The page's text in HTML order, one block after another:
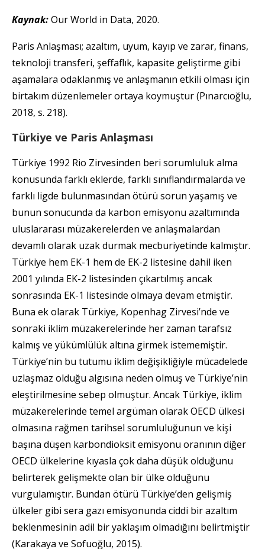
Kaynak:Our World in Data, 2020.
Paris Anlaşması; azaltım, uyum, kayıp ve zarar, finans,
teknoloji transferi, şeffaflık, kapasite geliştirme gibi
aşamalara odaklanmış ve anlaşmanın etkili olması için
birtakım düzenlemeler ortaya koymuştur (Pınarcıoğlu,
2018, s. 218).
Türkiye ve Paris Anlaşması
Türkiye 1992 Rio Zirvesinden beri sorumluluk alma
konusunda farklı eklerde, farklı sınıflandırmalarda ve
farklı ligde bulunmasından ötürü sorun yaşamış ve
bunun sonucunda da karbon emisyonu azaltımında
uluslararası müzakerelerden ve anlaşmalardan
devamlı olarak uzak durmak mecburiyetinde kalmıştır.
Türkiye hem EK-1 hem de EK-2 listesine dahil iken
2001 yılında EK-2 listesinden çıkartılmış ancak
sonrasında EK-1 listesinde olmaya devam etmiştir.
Buna ek olarak Türkiye, Kopenhag Zirvesi’nde ve
sonraki iklim müzakerelerinde her zaman tarafsız
kalmış ve yükümlülük altına girmek istememiştir.
Türkiye’nin bu tutumu iklim değişikliğiyle mücadelede
uzlaşmaz olduğu algısına neden olmuş ve Türkiye’nin
eleştirilmesine sebep olmuştur. Ancak Türkiye, iklim
müzakerelerinde temel argüman olarak OECD ülkesi
olmasına rağmen tarihsel sorumluluğunun ve kişi
başına düşen karbondioksit emisyonu oranının diğer
OECD ülkelerine kıyasla çok daha düşük olduğunu
belirterek gelişmekte olan bir ülke olduğunu
vurgulamıştır. Bundan ötürü Türkiye’den gelişmiş
ülkeler gibi sera gazı emisyonunda ciddi bir azaltım
beklenmesinin adil bir yaklaşım olmadığını belirtmiştir
(Karakaya ve Sofuoğlu, 2015).